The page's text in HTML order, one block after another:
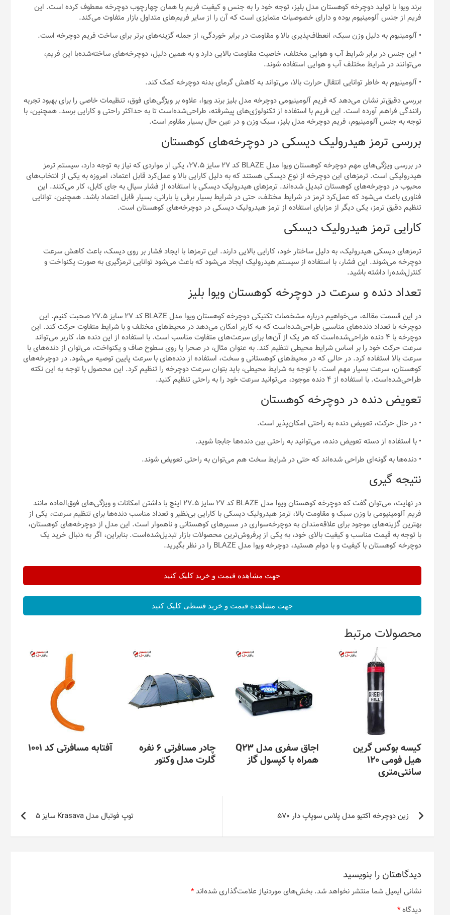
برند ویوا با تولید دوچرخه کوهستان مدل بلیز، توجه خود را به جنس و کیفیت فریم یا همان چهارچوب دوچرخه معطوف کرده است. این
فریم از جنس آلومینیوم بوده و دارای خصوصیات متمایزی است که آن را از سایر فریم‌های متداول بازار متفاوت می‌کند.
• آلومینیوم به دلیل وزن سبک، انعطاف‌پذیری بالا و مقاومت در برابر خوردگی، از جمله گزینه‌های برتر برای ساخت فریم دوچرخه است.
• این جنس در برابر شرایط آب و هوایی مختلف، خاصیت مقاومت بالایی دارد و به همین دلیل، دوچرخه‌های ساخته‌شده‌با این فریم،
می‌توانند در شرایط مختلف آب و هوایی استفاده شوند.
• آلومینیوم به خاطر توانایی انتقال حرارت بالا، می‌تواند به کاهش گرمای بدنه دوچرخه کمک کند.
بررسی دقیق‌تر نشان می‌دهد که فریم آلومینیومی دوچرخه مدل بلیز برند ویوا، علاوه بر ویژگی‌های فوق، تنظیمات خاصی را برای بهبود تجربه
رانندگی فراهم آورده است. این فریم با استفاده از تکنولوژی‌های پیشرفته، طراحی‌شده‌است تا به حداکثر راحتی و کارایی برسد. همچنین، با
توجه به جنس آلومینیوم، فریم دوچرخه مدل بلیز، سبک وزن و در عین حال بسیار مقاوم است.
بررسی ترمز هیدرولیک دیسکی در دوچرخه‌های کوهستان
در بررسی ویژگی‌های مهم دوچرخه کوهستان ویوا مدل BLAZE کد ۲۷ سایز ۲۷.۵، یکی از مواردی که نیاز به توجه دارد، سیستم ترمز
هیدرولیکی است. ترمزهای این دوچرخه از نوع دیسکی هستند که به دلیل کارایی بالا و عمل‌کرد قابل اعتماد، امروزه به یکی از انتخاب‌های
محبوب در دوچرخه‌های کوهستان تبدیل شده‌اند. ترمز‌های هیدرولیک دیسکی با استفاده از فشار سیال به جای کابل، کار می‌کنند. این
فناوری باعث می‌شود که عمل‌کرد ترمز در شرایط مختلف، حتی در شرایط بسیار برفی یا بارانی، بسیار قابل اعتماد باشد. همچنین، توانایی
تنظیم دقیق ترمز، یکی دیگر از مزایای استفاده از ترمز هیدرولیک دیسکی در دوچرخه‌های کوهستان است.
کارایی ترمز هیدرولیک دیسکی
ترمز‌های دیسکی هیدرولیک، به دلیل ساختار خود، کارایی بالایی دارند. این ترمز‌ها با ایجاد فشار بر روی دیسک، باعث کاهش سرعت
دوچرخه می‌شوند. این فشار، با استفاده از سیستم هیدرولیک ایجاد می‌شود که باعث می‌شود توانایی ترمز‌گیری به صورت یکنواخت و
کنترل‌شده‌را داشته باشید.
تعداد دنده و سرعت در دوچرخه کوهستان ویوا بلیز
در این قسمت مقاله، می‌خواهیم درباره مشخصات تکنیکی دوچرخه کوهستان ویوا مدل BLAZE کد ۲۷ سایز ۲۷.۵ صحبت کنیم. این
دوچرخه با تعداد دنده‌های مناسبی طراحی‌شده‌است که به کاربر امکان می‌دهد در محیط‌های مختلف و با شرایط متفاوت حرکت کند. این
دوچرخه با ۴ دنده طراحی‌شده‌است که هر یک از آن‌ها برای سرعت‌های متفاوت مناسب است. با استفاده از این دنده ها، کاربر می‌تواند
سرعت حرکت خود را بر اساس شرایط محیطی تنظیم کند. به عنوان مثال، در صحرا یا روی سطوح صاف و یکنواخت، می‌توان از دنده‌های با
سرعت بالا استفاده کرد. در حالی که در محیط‌های کوهستانی و سخت، استفاده از دنده‌های با سرعت پایین توصیه می‌شود. در دوچرخه‌های
کوهستان، سرعت بسیار مهم است. با توجه به شرایط محیطی، باید بتوان سرعت دوچرخه را تنظیم کرد. این محصول با توجه به این نکته
طراحی‌شده‌است. با استفاده از ۴ دنده موجود، می‌توانید سرعت خود را به راحتی تنظیم کنید.
تعویض دنده در دوچرخه کوهستان
• در حال حرکت، تعویض دنده به راحتی امکان‌پذیر است.
• با استفاده از دسته تعویض دنده، می‌توانید به راحتی بین دنده‌ها جابجا شوید.
• دنده‌ها به گونه‌ای طراحی شده‌اند که حتی در شرایط سخت هم می‌توان به راحتی تعویض شوند.
نتیجه گیری
در نهایت، می‌توان گفت که دوچرخه کوهستان ویوا مدل BLAZE کد ۲۷ سایز ۲۷.۵ اینچ با داشتن امکانات و ویژگی‌های فوق‌العاده مانند
فریم آلومینیومی با وزن سبک و مقاومت بالا، ترمز هیدرولیک دیسکی با کارایی بی‌نظیر و تعداد مناسب دنده‌ها برای تنظیم سرعت، یکی از
بهترین گزینه‌های موجود برای علاقه‌مندان به دوچرخه‌سواری در مسیرهای کوهستانی و ناهموار است. این مدل از دوچرخه‌های کوهستان،
با توجه به قیمت مناسب و کیفیت بالای خود، به یکی از پرفروش‌ترین محصولات بازار تبدیل‌شده‌است. بنابراین، اگر به دنبال خرید یک
دوچرخه کوهستان با کیفیت و با دوام هستید، دوچرخه ویوا مدل BLAZE را در نظر بگیرید.
جهت مشاهده قیمت و خرید کلیک کنید
جهت مشاهده قیمت و خرید قسطی کلیک کنید
محصولات مرتبط
کیسه بوکس گرین
هیل فومی 120
سانتی‌متری
اجاق سفری مدل Q23
همراه با کپسول گاز
چادر مسافرتی 6 نفره
گلرت مدل وکتور
آفتابه مسافرتی کد 1001
راهبری
نوشتهزین دوچرخه اکتیو مدل پلاس سوپاپ دار 570 توپ فوتبال مدل Krasava سایز 5
دیدگاهتان را بنویسید
نشانی ایمیل شما منتشر نخواهد شد. بخش‌های موردنیاز علامت‌گذاری شده‌اند*
دیدگاه*